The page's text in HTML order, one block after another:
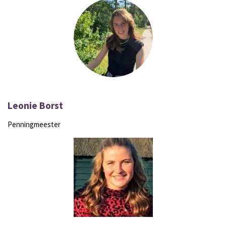
Leonie Borst
Penningmeester